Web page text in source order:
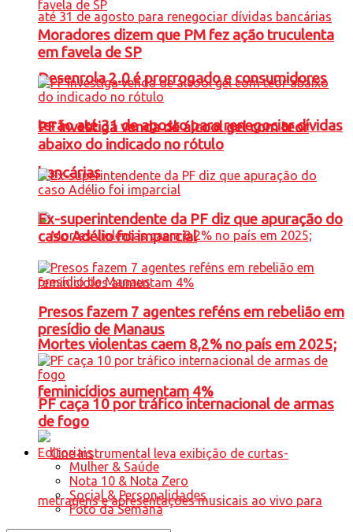
Desenrola 2.0 é prorrogado e consumidores
terão até 31 de agosto para renegociar dívidas
bancárias
Mortes violentas caem 8,2% no país em 2025;
feminicídios aumentam 4%
Moradores dizem que PM fez ação truculenta
em favela de SP
PF investiga venda de álcool gel com teor
abaixo do indicado no rótulo
Ex-superintendente da PF diz que apuração do
caso Adélio foi imparcial
Presos fazem 7 agentes reféns em rebelião em
presídio de Manaus
PF caça 10 por tráfico internacional de armas
de fogo
Editoriais
Mulher & Saúde
Nota 10 & Nota Zero
Social & Personalidades
Foto da Semana